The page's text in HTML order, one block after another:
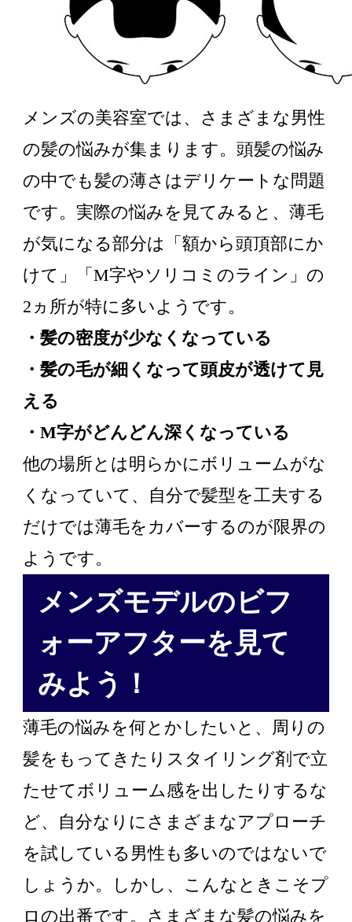
メンズの美容室では、さまざまな男性
の髪の悩みが集まります。頭髪の悩み
の中でも髪の薄さはデリケートな問題
です。実際の悩みを見てみると、薄毛
が気になる部分は「額から頭頂部にか
けて」「M字やソリコミのライン」の
2ヵ所が特に多いようです。
・髪の密度が少なくなっている
・髪の毛が細くなって頭皮が透けて見
える
・M字がどんどん深くなっている
他の場所とは明らかにボリュームがな
くなっていて、自分で髪型を工夫する
だけでは薄毛をカバーするのが限界の
ようです。
メンズモデルのビフ
ォーアフターを見て
みよう！
薄毛の悩みを何とかしたいと、周りの
髪をもってきたりスタイリング剤で立
たせてボリューム感を出したりするな
ど、自分なりにさまざまなアプローチ
を試している男性も多いのではないで
しょうか。しかし、こんなときこそプ
ロの出番です。さまざまな髪の悩みを